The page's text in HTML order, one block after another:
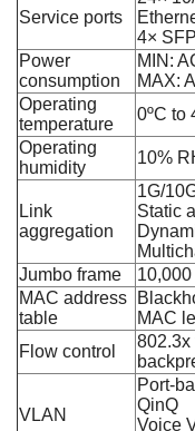
Service ports
4×
Power
consumption
MIN:
MAX:
Operating
temperature
0ºC to
Operating
humidity
10%
Link
aggregation
1G/
Static
Jumbo frame
MAC address
table
MAC
Flow control
802.3x
VLAN
Port-
QinQ
Voice